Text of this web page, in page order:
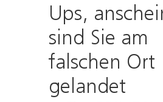
Ups,
sind Sie am
falschen Ort
gelandet